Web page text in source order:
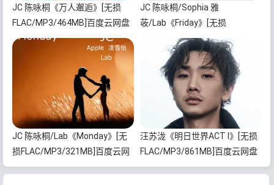
JC 陈咏桐《万人邂逅》[无损
FLAC/MP3/464MB]百度云网盘
下载
JC 陈咏桐/Sophia 雅
荍/Lab《Friday》[无损
FLAC/MP3/381MB]百度云网盘
JC 陈咏桐/Lab《Monday》[无
损FLAC/MP3/321MB]百度云网
盘下载
汪苏泷《明日世界ACT I》[无损
FLAC/MP3/861MB]百度云网盘
下载